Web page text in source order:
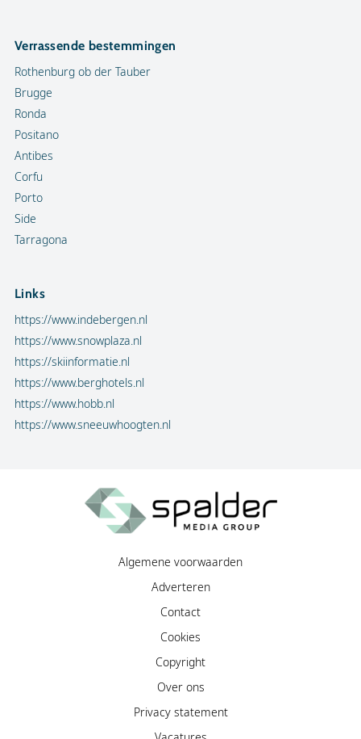
Verrassende bestemmingen
Rothenburg ob der Tauber
Brugge
Ronda
Positano
Antibes
Corfu
Porto
Side
Tarragona
Links
https://www.indebergen.nl
https://www.snowplaza.nl
https://skiinformatie.nl
https://www.berghotels.nl
https://www.hobb.nl
https://www.sneeuwhoogten.nl
Algemene voorwaarden
Adverteren
Contact
Cookies
Copyright
Over ons
Privacy statement